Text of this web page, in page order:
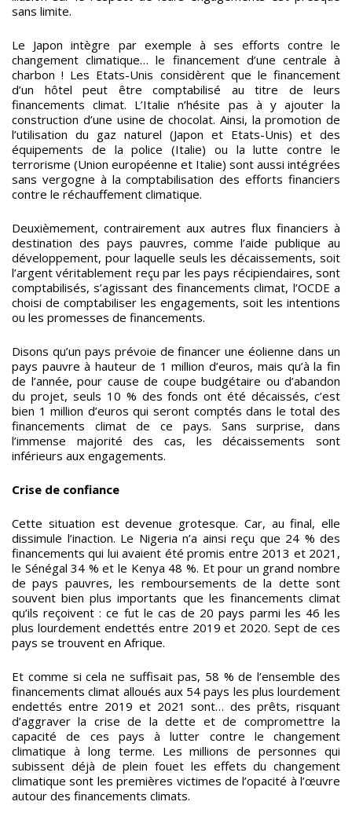
sans limite.
Le Japon intègre par exemple à ses efforts contre le
changement climatique… le financement d’une centrale à
charbon ! Les Etats-Unis considèrent que le financement
d’un hôtel peut être comptabilisé au titre de leurs
financements climat. L’Italie n’hésite pas à y ajouter la
construction d’une usine de chocolat. Ainsi, la promotion de
l’utilisation du gaz naturel (Japon et Etats-Unis) et des
équipements de la police (Italie) ou la lutte contre le
terrorisme (Union européenne et Italie) sont aussi intégrées
sans vergogne à la comptabilisation des efforts financiers
contre le réchauffement climatique.
Deuxièmement, contrairement aux autres flux financiers à
destination des pays pauvres, comme l’aide publique au
développement, pour laquelle seuls les décaissements, soit
l’argent véritablement reçu par les pays récipiendaires, sont
comptabilisés, s’agissant des financements climat, l’OCDE a
choisi de comptabiliser les engagements, soit les intentions
ou les promesses de financements.
Disons qu’un pays prévoie de financer une éolienne dans un
pays pauvre à hauteur de 1 million d’euros, mais qu’à la fin
de l’année, pour cause de coupe budgétaire ou d’abandon
du projet, seuls 10 % des fonds ont été décaissés, c’est
bien 1 million d’euros qui seront comptés dans le total des
financements climat de ce pays. Sans surprise, dans
l’immense majorité des cas, les décaissements sont
inférieurs aux engagements.
Crise de confiance
Cette situation est devenue grotesque. Car, au final, elle
dissimule l’inaction. Le Nigeria n’a ainsi reçu que 24 % des
financements qui lui avaient été promis entre 2013 et 2021,
le Sénégal 34 % et le Kenya 48 %. Et pour un grand nombre
de pays pauvres, les remboursements de la dette sont
souvent bien plus importants que les financements climat
qu’ils reçoivent : ce fut le cas de 20 pays parmi les 46 les
plus lourdement endettés entre 2019 et 2020. Sept de ces
pays se trouvent en Afrique.
Et comme si cela ne suffisait pas, 58 % de l’ensemble des
financements climat alloués aux 54 pays les plus lourdement
endettés entre 2019 et 2021 sont… des prêts, risquant
d’aggraver la crise de la dette et de compromettre la
capacité de ces pays à lutter contre le changement
climatique à long terme. Les millions de personnes qui
subissent déjà de plein fouet les effets du changement
climatique sont les premières victimes de l’opacité à l’œuvre
autour des financements climats.